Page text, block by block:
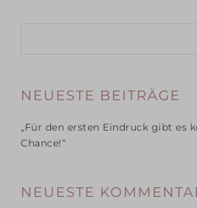
NEUESTE BEITRÄGE
„Für den ersten Eindruck gibt es
Chance!“
NEUESTE